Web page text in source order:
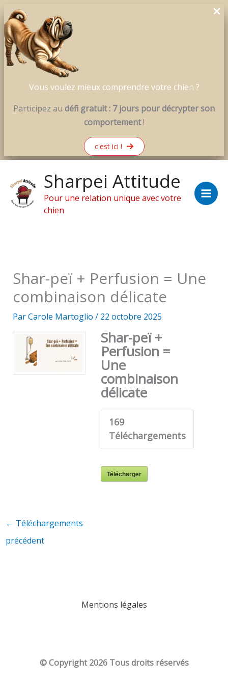
Vous voulez mieux comprendre votre chien ?
Participez au défi gratuit : 7 jours pour décrypter son
comportement!
c'est ici !
contenu
Sharpei Attitude
Pour une relation unique avec votre
chien
Shar-peï + Perfusion = Une
combinaison délicate
ParCarole Martoglio / 22 octobre 2025
Shar-peï +
Perfusion =
Une
combinaison
délicate
169
Téléchargements
Télécharger
← Téléchargements
précédent
Mentions légales
© Copyright2026 Tous droits réservés